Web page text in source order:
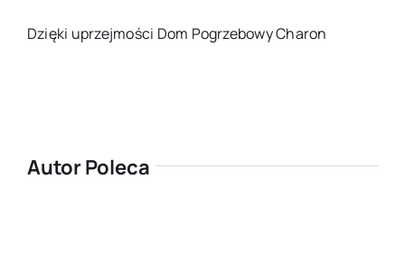
Dzięki uprzejmości Dom Pogrzebowy Charon
Autor Poleca